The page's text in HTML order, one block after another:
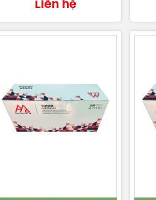
Liên hệ